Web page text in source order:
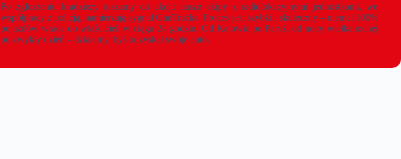
Po zgłoszeniu kradzieży ruszamy do akcji: nasze ekipy z radiolokacyjnymi jednostkami, we
współpracy z policją, namierzają sygnał GanTracka. Proces jest szybki i skuteczny – niemal 100%
pojazdów wraca do właścicieli w ciągu 24 godzin. Od Katowic po Paryż, od nocy wielkanocnej
po zwykły dzień – działamy, byś odzyskał swoje auto.